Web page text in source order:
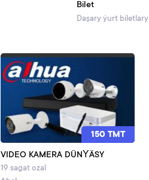
Bilet
Daşary ýurt biletlary
150 TMT
VIDEO KAMERA DÜNŶÄSY
19 sagat ozal